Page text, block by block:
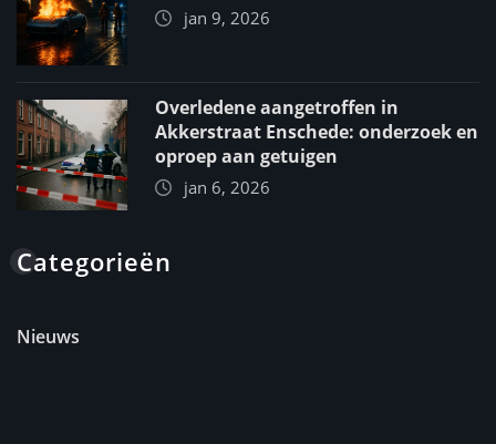
jan 9, 2026
Overledene aangetroffen in
Akkerstraat Enschede: onderzoek en
oproep aan getuigen
jan 6, 2026
Categorieën
Nieuws